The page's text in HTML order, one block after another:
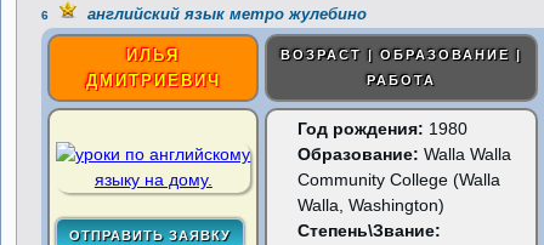
6 английский язык метро жулебино
ИЛЬЯ
ДМИТРИЕВИЧ
ВОЗРАСТ | ОБРАЗОВАНИЕ |
РАБОТА
Год рождения: 1980
Образование: Walla Walla
Community College (Walla
Walla, Washington)
Степень\Звание: